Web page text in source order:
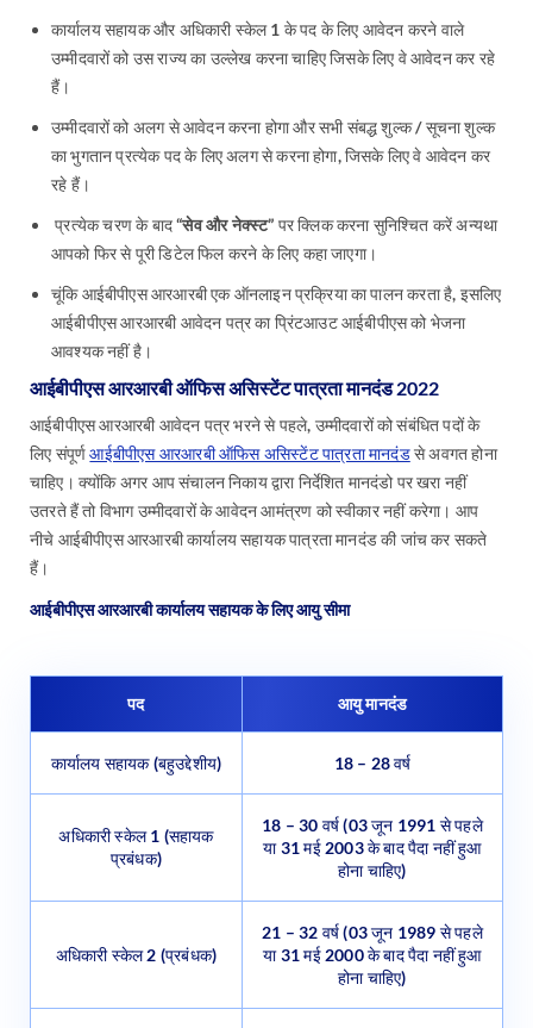
कार्यालय सहायक और अधिकारी स्केल 1 के पद के लिए आवेदन करने वाले
उम्मीदवारों को उस राज्य का उल्लेख करना चाहिए जिसके लिए वे आवेदन कर रहे
हैं।
उम्मीदवारों को अलग से आवेदन करना होगा और सभी संबद्ध शुल्क / सूचना शुल्क
का भुगतान प्रत्येक पद के लिए अलग से करना होगा, जिसके लिए वे आवेदन कर
रहे हैं।
प्रत्येक चरण के बाद“सेव और नेक्स्ट” पर क्लिक करना सुनिश्चित करें अन्यथा
आपको फिर से पूरी डिटेल फिल करने के लिए कहा जाएगा।
चूंकि आईबीपीएस आरआरबी एक ऑनलाइन प्रक्रिया का पालन करता है, इसलिए
आईबीपीएस आरआरबी आवेदन पत्र का प्रिंटआउट आईबीपीएस को भेजना
आवश्यक नहीं है।
आईबीपीएस आरआरबी ऑफिस असिस्टेंट पात्रता मानदंड 2022
आईबीपीएस आरआरबी आवेदन पत्र भरने से पहले, उम्मीदवारों को संबंधित पदों के
लिए संपूर्णआईबीपीएस आरआरबी ऑफिस असिस्टेंट पात्रता मानदंडसे अवगत होना
चाहिए। क्योंकि अगर आप संचालन निकाय द्वारा निर्देशित मानदंडो पर खरा नहीं
उतरते हैं तो विभाग उम्मीदवारों के आवेदन आमंत्रण को स्वीकार नहीं करेगा। आप
नीचे आईबीपीएस आरआरबी कार्यालय सहायक पात्रता मानदंड की जांच कर सकते
हैं।
आईबीपीएस आरआरबी कार्यालय सहायक के लिए आयु सीमा
पद आयु मानदंड
कार्यालय सहायक (बहुउद्देशीय) 18 – 28 वर्ष
अधिकारी स्केल 1 (सहायक
प्रबंधक)
18 – 30 वर्ष (03 जून 1991 से पहले
या 31 मई 2003 के बाद पैदा नहीं हुआ
होना चाहिए)
अधिकारी स्केल 2 (प्रबंधक)
21 – 32 वर्ष (03 जून 1989 से पहले
या 31 मई 2000 के बाद पैदा नहीं हुआ
होना चाहिए)